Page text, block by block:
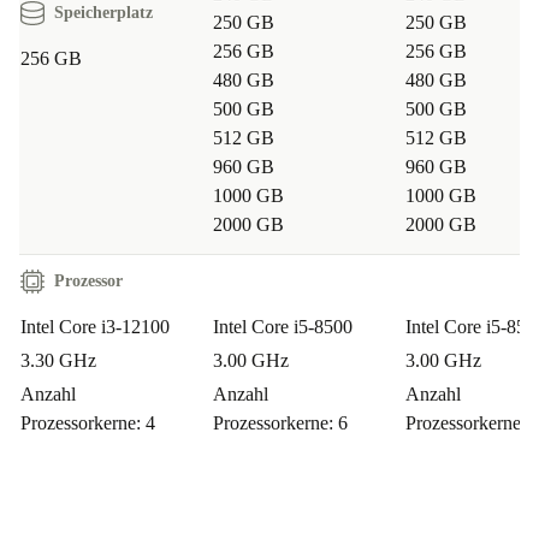
Alltags – der HP Pro Tower 290 G9 refurbished macht
alles mit. Die solide Ausstattung sorgt für stressfreie
Wie unterstützt mich der Desktop-PC beim
nachhaltigen Arbeiten?> Mit einem refurbished Gerät
Ressourcen, verlängerst die Lebensdauer hochwertiger
reduzieren.
Fazit
Speicherplatz
256 GB
250 GB
256 GB
480 GB
500 GB
512 GB
960 GB
1000 GB
2000 GB
250 GB
256 GB
480 GB
500 GB
512 GB
960 GB
1000 GB
2000 GB
Prozessor
Intel Core i3-12100
3.30 GHz
Anzahl
Prozessorkerne: 4
Intel Core i5-8500
3.00 GHz
Anzahl
Prozessorkerne: 6
Intel Core i5-
3.00 GHz
Anzahl
Prozessorkerne: 6